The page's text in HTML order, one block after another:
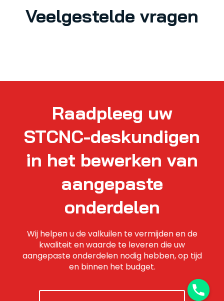
Veelgestelde vragen
Raadpleeg uw
STCNC-deskundigen
in het bewerken van
aangepaste
onderdelen
Wij helpen u de valkuilen te vermijden en de
kwaliteit en waarde te leveren die uw
aangepaste onderdelen nodig hebben, op tijd
en binnen het budget.